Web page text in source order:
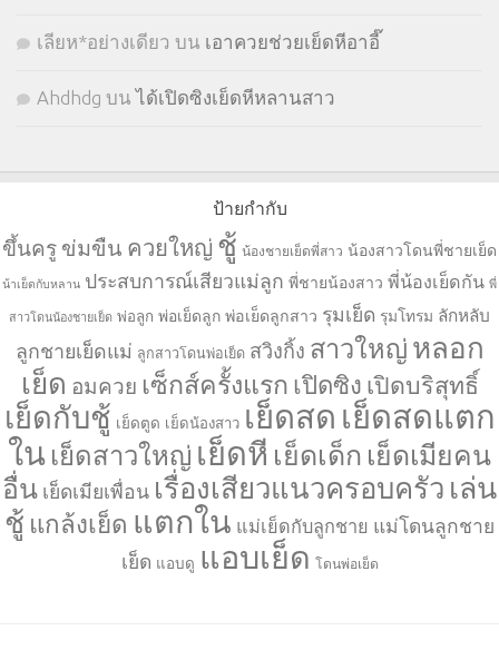
เลียห*อย่างเดียว บน เอาควยช่วยเย็ดหีอาอี๊
Ahdhdg บนได้เปิดซิงเย็ดหีหลานสาว
ป้ายกำกับ
ขึ้นครู ข่มขืน ควยใหญ่ ชู้ น้องชายเย็ดพี่สาว น้องสาวโดนพี่ชายเย็ด
น้าเย็ดกับหลาน ประสบการณ์เสียวแม่ลูก พี่ชายน้องสาว พี่น้องเย็ดกัน พี่
สาวโดนน้องชายเย็ด พ่อลูก พ่อเย็ดลูก พ่อเย็ดลูกสาว รุมเย็ด รุมโทรม ลักหลับ
ลูกชายเย็ดแม่ ลูกสาวโดนพ่อเย็ด สวิงกิ้ง สาวใหญ่ หลอก
เย็ด อมควย เซ็กส์ครั้งแรก เปิดซิง เปิดบริสุทธิ์
เย็ดกับชู้ เย็ดตูด เย็ดน้องสาว เย็ดสด เย็ดสดแตก
ใน เย็ดสาวใหญ่ เย็ดหี เย็ดเด็ก เย็ดเมียคน
อื่น เย็ดเมียเพื่อน เรื่องเสียวแนวครอบครัว เล่น
ชู้ แกล้งเย็ด แตกใน แม่เย็ดกับลูกชาย แม่โดนลูกชาย
เย็ด แอบดู แอบเย็ด โดนพ่อเย็ด